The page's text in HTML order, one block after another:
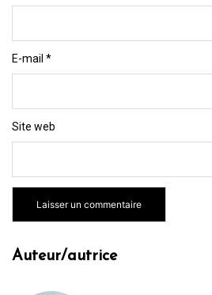
E-mail *
Site web
Auteur/autrice